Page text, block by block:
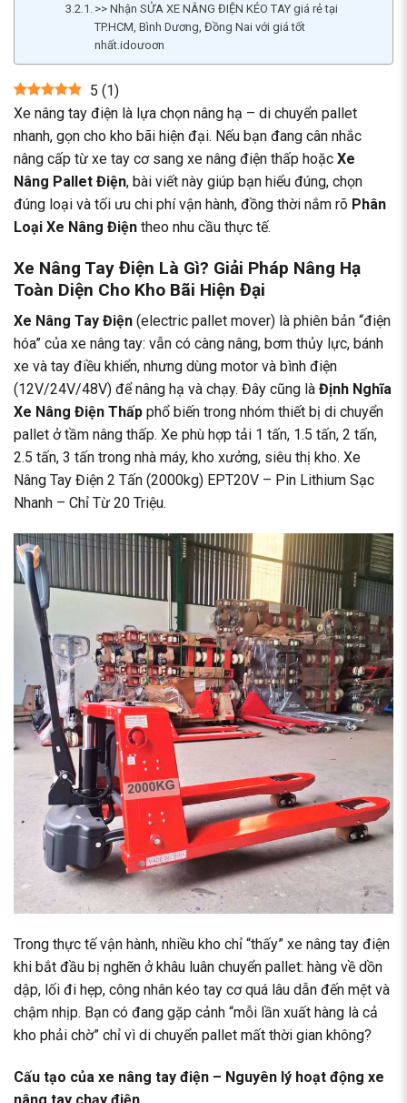
>> Nhận SỬA XE NÂNG ĐIỆN KÉO TAY giá rẻ tại
TP.HCM, Bình Dương, Đồng Nai với giá tốt
nhất.idoưoơn
5 (1)
Xe nâng tay điện là lựa chọn nâng hạ – di chuyển pallet
nhanh, gọn cho kho bãi hiện đại. Nếu bạn đang cân nhắc
nâng cấp từ xe tay cơ sang xe nâng điện thấp hoặc Xe
Nâng Pallet Điện, bài viết này giúp bạn hiểu đúng, chọn
đúng loại và tối ưu chi phí vận hành, đồng thời nắm rõ Phân
Loại Xe Nâng Điện theo nhu cầu thực tế.
Xe Nâng Tay Điện Là Gì? Giải Pháp Nâng Hạ
Toàn Diện Cho Kho Bãi Hiện Đại
Xe Nâng Tay Điện (electric pallet mover) là phiên bản “điện
hóa” của xe nâng tay: vẫn có càng nâng, bơm thủy lực, bánh
xe và tay điều khiển, nhưng dùng motor và bình điện
(12V/24V/48V) để nâng hạ và chạy. Đây cũng là Định Nghĩa
Xe Nâng Điện Thấp phổ biến trong nhóm thiết bị di chuyển
pallet ở tầm nâng thấp. Xe phù hợp tải 1 tấn, 1.5 tấn, 2 tấn,
2.5 tấn, 3 tấn trong nhà máy, kho xưởng, siêu thị kho. Xe
Nâng Tay Điện 2 Tấn (2000kg) EPT20V – Pin Lithium Sạc
Nhanh – Chỉ Từ 20 Triệu.
Trong thực tế vận hành, nhiều kho chỉ “thấy” xe nâng tay điện
khi bắt đầu bị nghẽn ở khâu luân chuyển pallet: hàng về dồn
dập, lối đi hẹp, công nhân kéo tay cơ quá lâu dẫn đến mệt và
chậm nhịp. Bạn có đang gặp cảnh “mỗi lần xuất hàng là cả
kho phải chờ” chỉ vì di chuyển pallet mất thời gian không?
Cấu tạo của xe nâng tay điện – Nguyên lý hoạt động xe
nâng tay chạy điện